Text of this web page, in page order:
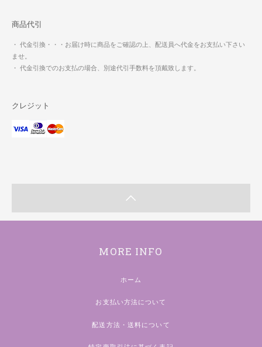
商品代引
・ 代金引換・・・お届け時に商品をご確認の上、配送員へ代金をお支払い下さい
ませ。
・ 代金引換でのお支払の場合、別途代引手数料を頂戴致します。
クレジット
MORE INFO
ホーム
お支払い方法について
配送方法・送料について